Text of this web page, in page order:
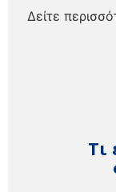
Τι
Δείτε